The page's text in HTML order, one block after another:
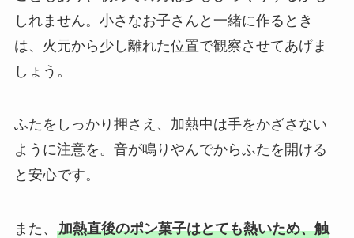
しれません。小さなお子さんと一緒に作るとき
は、火元から少し離れた位置で観察させてあげま
しょう。
ふたをしっかり押さえ、加熱中は手をかざさない
ように注意を。音が鳴りやんでからふたを開ける
と安心です。
また、 加熱直後のポン菓子はとても熱いため、触